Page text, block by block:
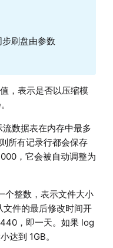
刷盘由参数
，表示是否以压缩模
数据表在内存中最多
所有记录行都会保存
，它会被自动调整为
个整数，表示文件大小
件的最后修改时间开
，即一天。如果 log
达到 1GB。